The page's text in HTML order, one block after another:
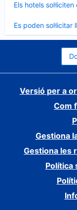
Els hotels
tancat
Es poden
tancat
Versió per a
Com
Gestiona
Gestiona les
Política